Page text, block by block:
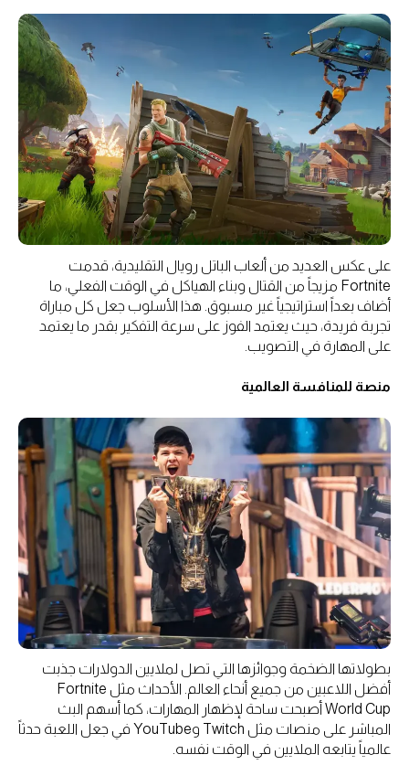
على عكس العديد من ألعاب الباتل رويال التقليدية، قدمت
Fortnite مزيجاً من القتال وبناء الهياكل في الوقت الفعلي، ما
أضاف بعداً استراتيجياً غير مسبوق. هذا الأسلوب جعل كل مباراة
تجربة فريدة، حيث يعتمد الفوز على سرعة التفكير بقدر ما يعتمد
على المهارة في التصويب.
منصة للمنافسة العالمية
بطولاتها الضخمة وجوائزها التي تصل لملايين الدولارات جذبت
أفضل اللاعبين من جميع أنحاء العالم. الأحداث مثل Fortnite
World Cup أصبحت ساحة لإظهار المهارات، كما أسهم البث
المباشر على منصات مثل Twitch وYouTube في جعل اللعبة حدثاً
عالمياً يتابعه الملايين في الوقت نفسه.